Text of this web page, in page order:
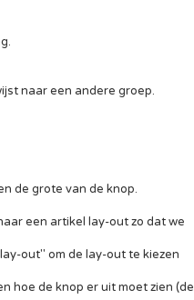
naar een andere groep.
de grote van de knop.
een artikel lay-out zo dat we
out" om de lay-out te kiezen
hoe de knop er uit moet zien (de